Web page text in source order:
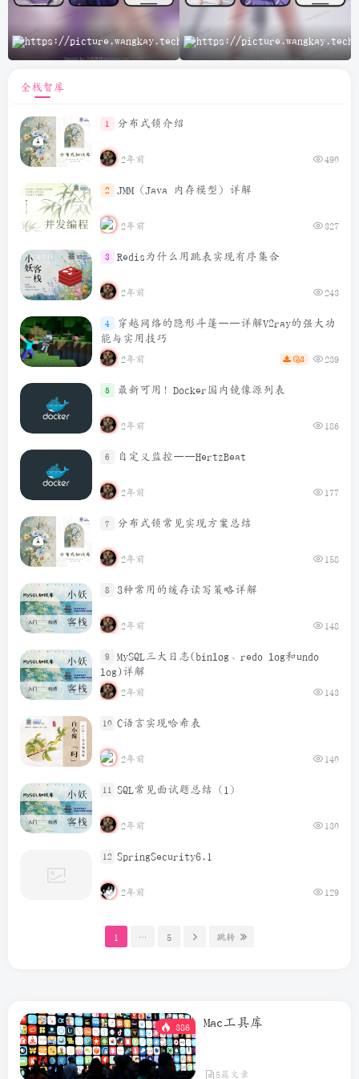
AI
全栈智库
1 分布式锁介绍
2年前 490
2 JMM（Java 内存模型）详解
2年前 327
3 Redis为什么用跳表实现有序集合
2年前 243
4
穿越网络的隐形斗篷——详解V2ray的强大功
能与实用技巧
2年前 3 239
5 最新可用！Docker国内镜像源列表
2年前 186
6 自定义监控——HertzBeat
2年前 177
7 分布式锁常见实现方案总结
2年前 158
8 3种常用的缓存读写策略详解
2年前 148
9
MySQL三大日志(binlog、redo log和undo
log)详解
2年前 143
10 C语言实现哈希表
2年前 140
11 SQL常见面试题总结（1）
2年前 130
12 SpringSecurity6.1
2年前 129
1 … 5 跳转
386 Mac工具库
5篇文章